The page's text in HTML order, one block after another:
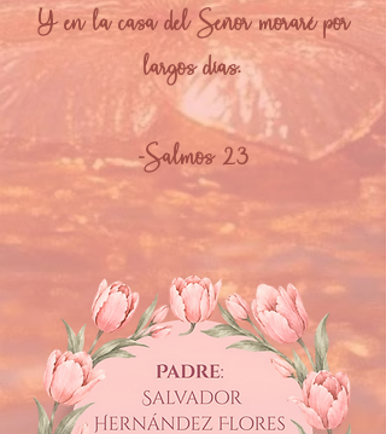
Y en la casa del Señor moraré por
largos días.
-Salmos 23